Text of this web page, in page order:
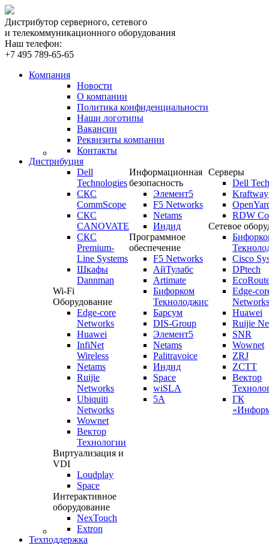
Дистрибутор серверного, сетевого
и телекоммуникационного оборудования
Наш телефон:
+7 495 789-65-65
Компания
Новости
О компании
Политика конфиденциальности
Наши логотипы
Вакансии
Реквизиты компании
Контакты
Дистрибуция
Dell
Technologies
СКС
CommScope
СКС
CANOVATE
СКС
Premium-
Line Systems
Шкафы
Dannman
Wi-Fi
Оборудование
Edge-core
Networks
Huawei
InfiNet
Wireless
Netams
Ruijie
Networks
Ubiquiti
Networks
Wownet
Вектор
Технологии
Виртуализация и
VDI
Loudplay
Space
Интерактивное
оборудование
NexTouch
Extron
Информационная
безопасность
Элемент5
F5 Networks
Netams
Индид
Программное
обеспечение
F5 Networks
АйТулабс
Artimate
Бифорком
Текнолоджис
Барсум
DIS-Group
Элемент5
Netams
Palitravoice
Индид
Space
wiSLA
5A
Серверы
Dell
Kraftway
RDW
Сетевое
Cisco
DPtech
Edge-
Networks
Huawei
Ruijie
SNR
Wownet
ZRJ
ZCTT
Вектор
ГК
Техподдержка